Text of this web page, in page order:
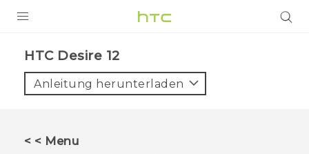
VIVE
HTC Desire 12‎
Anleitung herunterladen
< < Menu